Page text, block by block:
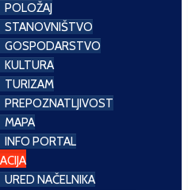
POLOŽAJ
STANOVNIŠTVO
GOSPODARSTVO
KULTURA
TURIZAM
PREPOZNATLJIVOST
MAPA
INFO PORTAL
URED NAČELNIKA